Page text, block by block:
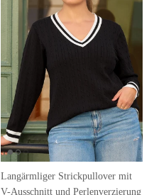
Langärmliger Strickpullover mit
V-Ausschnitt und Perlenverzierung